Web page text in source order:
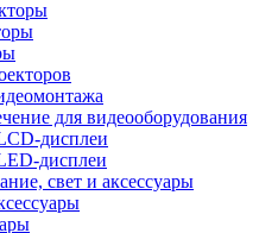
для видеооборудования
дисплеи
дисплеи
свет и аксессуары